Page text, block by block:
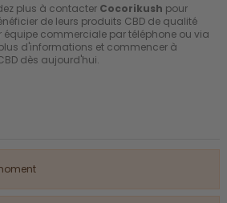
plus à contacter Cocorikush pour
de leurs produits CBD de qualité
équipe commerciale par téléphone ou via
d'informations et commencer à
dès aujourd'hui.